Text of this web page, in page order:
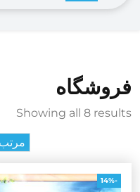
فروشگاه
Showing all 8 results
-14%